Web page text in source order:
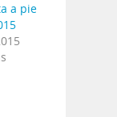
a pie